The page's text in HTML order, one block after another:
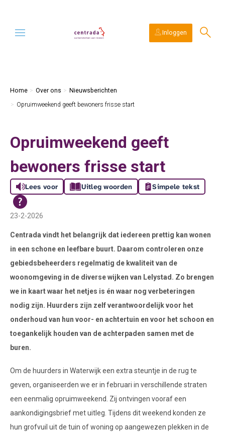
Naar de homepage
Ga naar Hoofd Inloggen
Home Over ons
Nieuwsberichten
Opruimweekend geeft bewoners frisse start
Opruimweekend geeft
bewoners frisse start
Lees voor Uitleg woorden Simpele tekst
23-2-2026
Centrada vindt het belangrijk dat iedereen prettig kan wonen
in een schone en leefbare buurt. Daarom controleren onze
gebiedsbeheerders regelmatig de kwaliteit van de
woonomgeving in de diverse wijken van Lelystad. Zo brengen
we in kaart waar het netjes is én waar nog verbeteringen
nodig zijn. Huurders zijn zelf verantwoordelijk voor het
onderhoud van hun voor- en achtertuin en voor het schoon en
toegankelijk houden van de achterpaden samen met de
buren.
Om de huurders in Waterwijk een extra steuntje in de rug te
geven, organiseerden we er in februari in verschillende straten
een eenmalig opruimweekend. Zij ontvingen vooraf een
aankondigingsbrief met uitleg. Tijdens dit weekend konden ze
hun grofvuil uit de tuin of woning op aangewezen plekken in de